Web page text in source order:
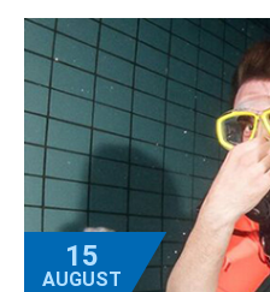
15
AUGUST